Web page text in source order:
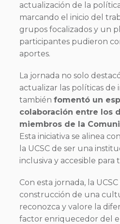
actualización de la
marcando el inicio del
grupos focalizados y un
participantes pudieron
aportes.
La jornada no solo
actualizar las políticas de
también fomentó un
colaboración entre los
miembros de la
Esta iniciativa se alinea
la UCSC de ser una
inclusiva y accesible para
Con esta jornada, la
construcción de una
reconozca y valore la
factor enriquecedor del